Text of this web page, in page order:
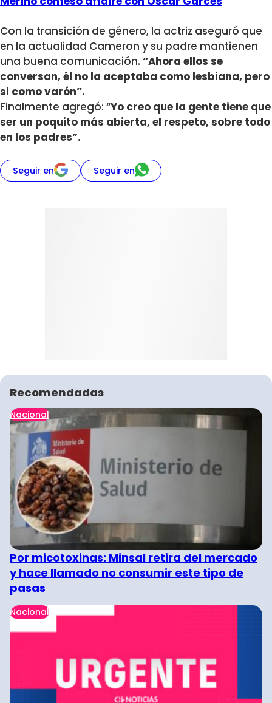
Con la transición de género, la actriz aseguró que
en la actualidad Cameron y su padre mantienen
una buena comunicación. “Ahora ellos se
conversan, él no la aceptaba como lesbiana, pero
si como varón”.
Finalmente agregó: “Yo creo que la gente tiene que
ser un poquito más abierta, el respeto, sobre todo
en los padres”.
Seguir en Seguir en
Recomendadas
Nacional
Por micotoxinas: Minsal retira del mercado
y hace llamado no consumir este tipo de
pasas
Nacional